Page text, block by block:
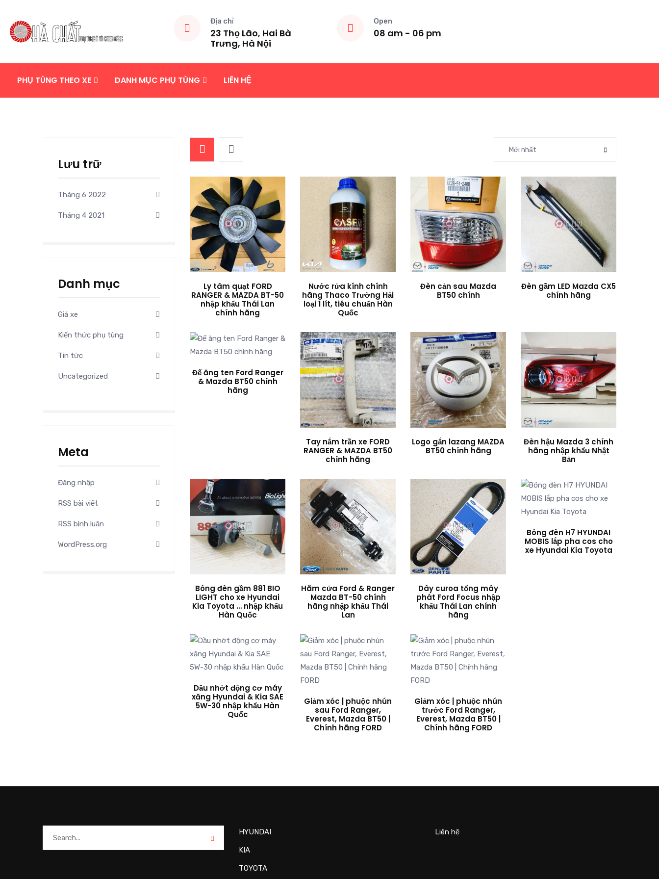
Địa chỉ
23 Thọ Lão, Hai Bà
Trưng, Hà Nội
Open
08 am - 06 pm
PHỤ TÙNG THEO XE DANH MỤC PHỤ TÙNG LIÊN HỆ
Lưu trữ
Tháng 6 2022
Tháng 4 2021
Danh mục
Giá xe
Kiến thức phụ tùng
Tin tức
Uncategorized
Meta
Đăng nhập
RSS bài viết
RSS bình luận
WordPress.org
Mới nhất
Ly tâm quạt FORD
RANGER & MAZDA BT-50
nhập khẩu Thái Lan
chính hãng
Nước rửa kính chính
hãng Thaco Trường Hải
loại 1 lít, tiêu chuẩn Hàn
Quốc
Đèn cản sau Mazda
BT50 chính
Đèn gầm LED Mazda CX5
chính hãng
Đế ăng ten Ford Ranger
& Mazda BT50 chính
hãng
Tay nắm trần xe FORD
RANGER & MAZDA BT50
chính hãng
Logo gắn lazang MAZDA
BT50 chính hãng
Đèn hậu Mazda 3 chính
hãng nhập khẩu Nhật
Bản
Bóng đèn gầm 881 BIO
LIGHT cho xe Hyundai
Kia Toyota … nhập khẩu
Hàn Quốc
Hãm cửa Ford & Ranger
Mazda BT-50 chính
hãng nhập khẩu Thái
Lan
Dây curoa tổng máy
phát Ford Focus nhập
khẩu Thái Lan chính
hãng
Bóng đèn H7 HYUNDAI
MOBIS lắp pha cos cho
xe Hyundai Kia Toyota
Dầu nhớt động cơ máy
xăng Hyundai & Kia SAE
5W-30 nhập khẩu Hàn
Quốc
Giảm xóc | phuộc nhún
sau Ford Ranger,
Everest, Mazda BT50 |
Chính hãng FORD
Giảm xóc | phuộc nhún
trước Ford Ranger,
Everest, Mazda BT50 |
Chính hãng FORD
HYUNDAI
KIA
TOYOTA
Liên hệ